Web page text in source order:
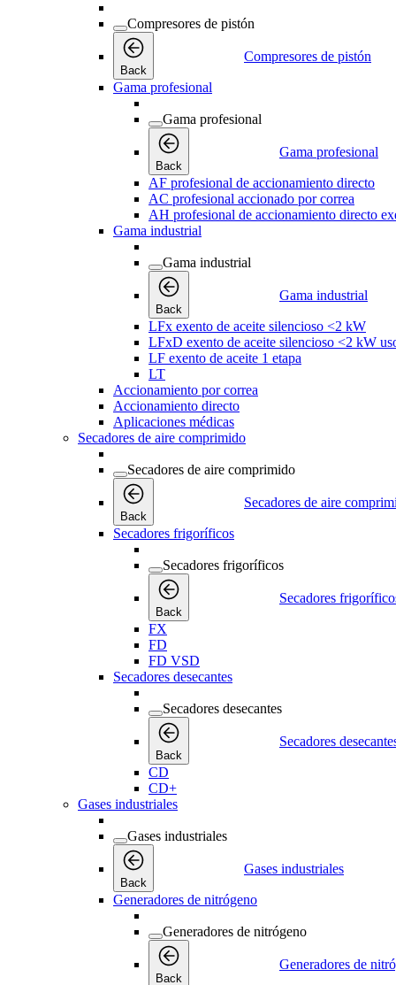
Compresores de pistón
Back
Compresores de pistón
Gama profesional
Gama profesional
Back
Gama profesional
AF profesional de accionamiento directo
AC profesional accionado por correa
AH profesional de accionamiento directo
Gama industrial
Gama industrial
Back
Gama industrial
LFx exento de aceite silencioso <2 kW
LFxD exento de aceite silencioso <2 kW
LF exento de aceite 1 etapa
LT
Accionamiento por correa
Accionamiento directo
Aplicaciones médicas
Secadores de aire comprimido
Secadores de aire comprimido
Back
Secadores de aire
Secadores frigoríficos
Secadores frigoríficos
Back
Secadores
FX
FD
FD VSD
Secadores desecantes
Secadores desecantes
Back
Secadores
CD
CD+
Gases industriales
Gases industriales
Back
Gases industriales
Generadores de nitrógeno
Generadores de nitrógeno
Back
Generadores de